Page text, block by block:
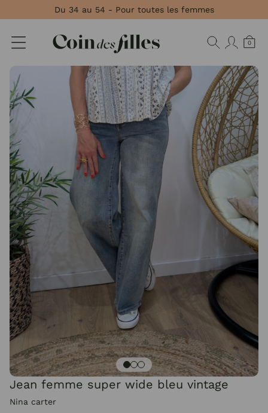
Du 34 au 54 - Pour toutes les femmes
0
Jean femme super wide bleu vintage
Nina carter
Panneau de gestion des cookies